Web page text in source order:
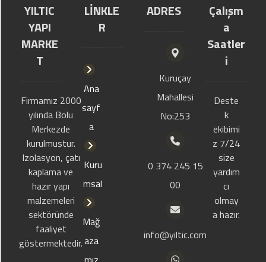
YILTIC
YAPI
MARKE
T
Firmamız 2000
yılında Bolu
Merkezde
kurulmustur.
Izolasyon, çatı
kaplama ve
hazır yapı
malzemeleri
sektöründe
faaliyet
göstermektedir.
LİNKLE
R
Ana
sayf
a
Kuru
msal
Mağ
aza
ADRES
Kuruçay
Mahallesi
No:253
0 374 245 15
00
info@yiltic.com
Çalışm
a
Saatler
i
Deste
k
ekibimi
z 7/24
size
yardım
cı
olmay
a hazır.